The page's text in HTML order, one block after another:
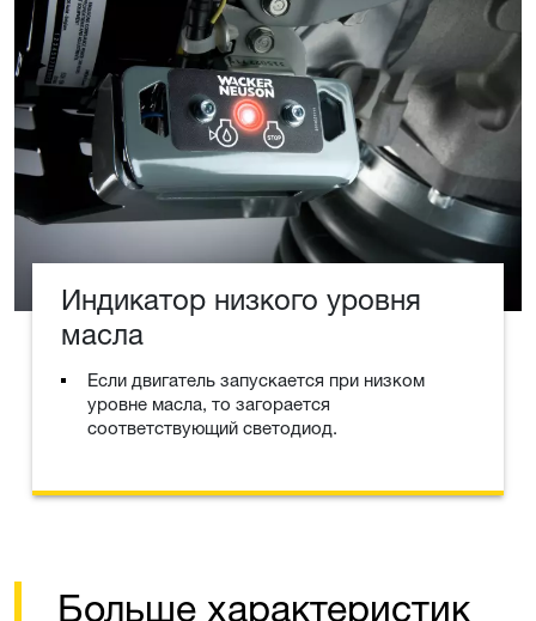
Индикатор низкого уровня
масла
Если двигатель запускается при низком
уровне масла, то загорается
соответствующий светодиод.
Больше характеристик